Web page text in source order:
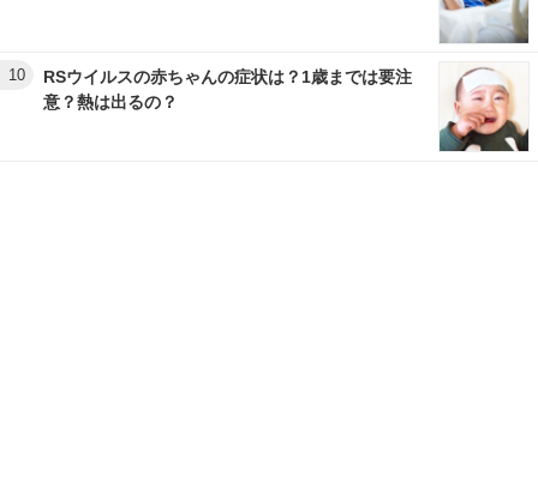
10
RSウイルスの赤ちゃんの症状は？1歳までは要注
意？熱は出るの？